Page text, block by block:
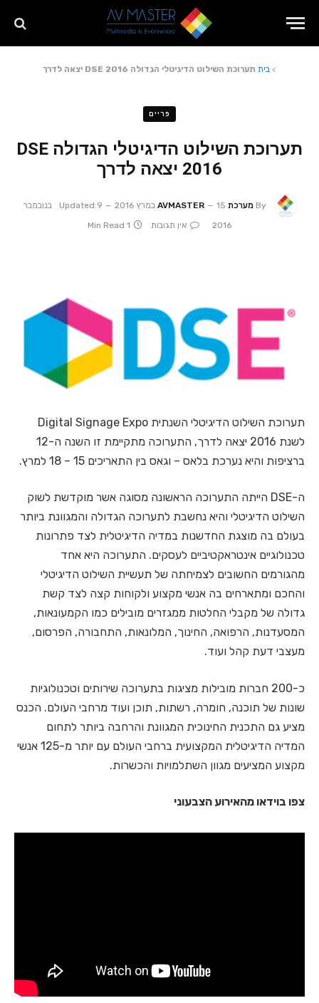
> בית תערוכת השילוט הדיגיטלי הגדולה DSE 2016 יצאה לדרך
פריים
תערוכת השילוט הדיגיטלי הגדולה DSE
2016 יצאה לדרך
By מערכת AVMASTER 15 במרץ 2016 Updated:
9 בנובמבר
2016
אין תגובות 1 Min Read
תערוכת השילוט הדיגיטלי השנתית Digital Signage Expo
לשנת 2016 יצאה לדרך, התערוכה מתקיימת זו השנה ה-12
ברציפות והיא נערכת בלאס – וגאס בין התאריכים 15 – 18 למרץ.
ה-DSE הייתה התערוכה הראשונה מסוגה אשר מוקדשת לשוק
השילוט הדיגיטלי והיא נחשבת לתערוכה הגדולה והמגוונת ביותר
בעולם בה מוצגת החדשנות במדיה הדיגיטלית לצד פתרונות
טכנולוגיים אינטראקטיביים לעסקים. התערוכה היא אחד
מהגורמים החשובים לצמיחתה של תעשיית השילוט הדיגיטלי
והחכם ומתארחים בה אנשי מקצוע ולקוחות קצה לצד קשת
גדולה של מקבלי החלטות ממגזרים מובילים כמו הקמעונאות,
המסעדנות, הרפואה, החינוך, המלונאות, התחבורה, הפרסום,
מעצבי דעת קהל ועוד.
כ-200 חברות מובילות מציגות בתערוכה שירותים וטכנולוגיות
שונות של תוכנה, חומרה, רשתות, תוכן ועוד מרחבי העולם. הכנס
מציע גם התכנית החינוכית המגוונת והרחבה ביותר לתחום
המדיה הדיגיטלית המקצועית ברחבי העולם עם יותר מ-125 אנשי
מקצוע המציעים מגוון השתלמויות והכשרות.
צפו בוידאו מהאירוע הצבעוני